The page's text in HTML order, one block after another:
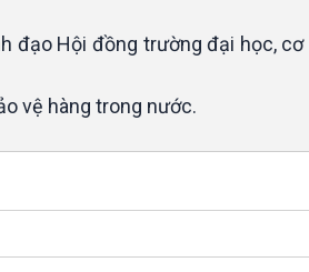
đạo Hội đồng trường đại học,
vệ hàng trong nước.